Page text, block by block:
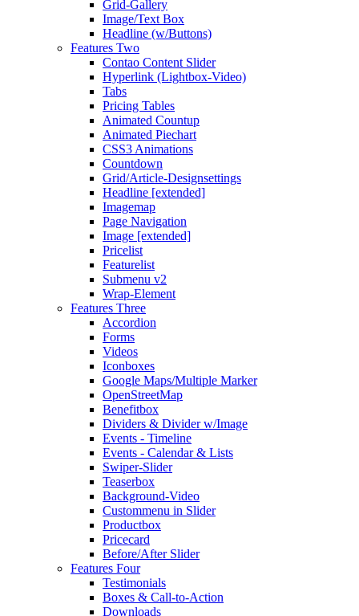
Grid-Gallery
Image/Text Box
Headline (w/Buttons)
Features Two
Contao Content Slider
Hyperlink (Lightbox-Video)
Tabs
Pricing Tables
Animated Countup
Animated Piechart
CSS3 Animations
Countdown
Grid/Article-Designsettings
Headline [extended]
Imagemap
Page Navigation
Image [extended]
Pricelist
Featurelist
Submenu v2
Wrap-Element
Features Three
Accordion
Forms
Videos
Iconboxes
Google Maps/Multiple Marker
OpenStreetMap
Benefitbox
Dividers & Divider w/Image
Events - Timeline
Events - Calendar & Lists
Swiper-Slider
Teaserbox
Background-Video
Custommenu in Slider
Productbox
Pricecard
Before/After Slider
Features Four
Testimonials
Boxes & Call-to-Action
Downloads